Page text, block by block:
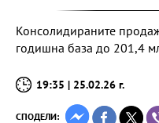
Консолидираните
годишна база до 201,4
19:35 | 25.02.26 г.
СПОДЕЛИ: